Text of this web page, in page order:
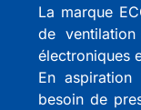
La marque
de
électroniques
En
besoin de